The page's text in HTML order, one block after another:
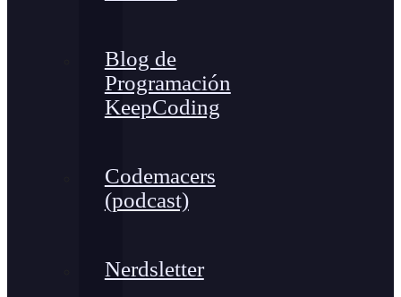
Blog de
Programación
KeepCoding
Codemacers
(podcast)
Nerdsletter